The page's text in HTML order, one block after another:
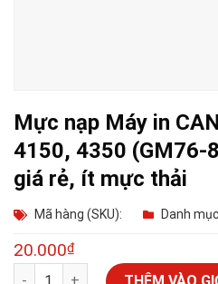
Mực nạp Máy in
4150, 4350 (GM76-
giá rẻ, ít mực thải
Mã hàng (SKU): Danh
20.000₫